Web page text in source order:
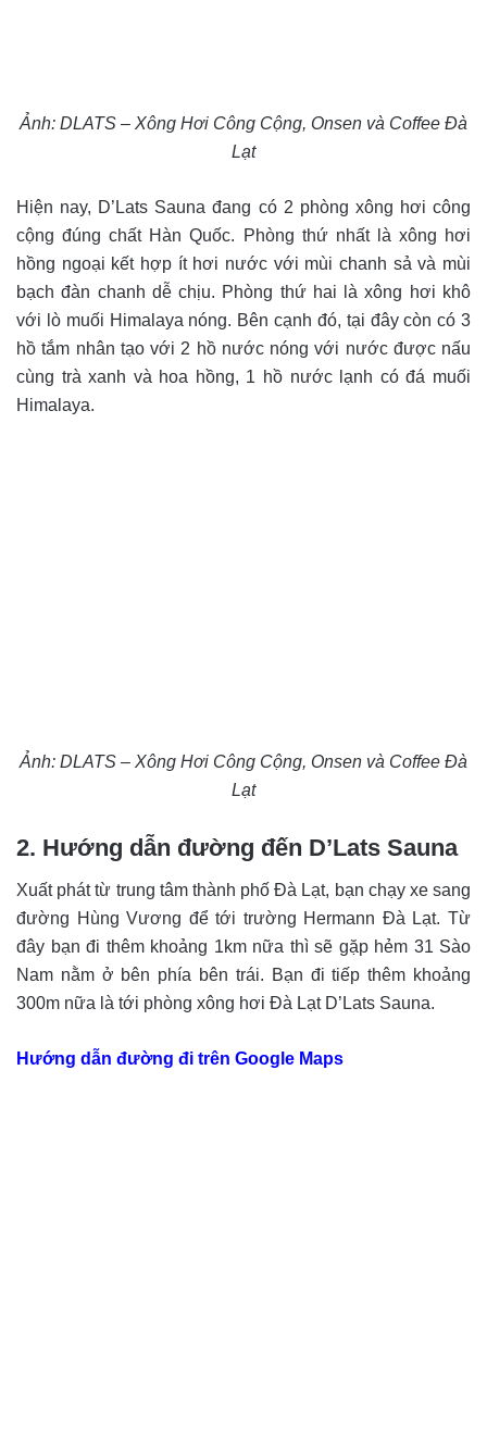
Ảnh: DLATS – Xông Hơi Công Cộng, Onsen và Coffee Đà
Lạt
Hiện nay, D’Lats Sauna đang có 2 phòng xông hơi công
cộng đúng chất Hàn Quốc. Phòng thứ nhất là xông hơi
hồng ngoại kết hợp ít hơi nước với mùi chanh sả và mùi
bạch đàn chanh dễ chịu. Phòng thứ hai là xông hơi khô
với lò muối Himalaya nóng. Bên cạnh đó, tại đây còn có 3
hồ tắm nhân tạo với 2 hồ nước nóng với nước được nấu
cùng trà xanh và hoa hồng, 1 hồ nước lạnh có đá muối
Himalaya.
Ảnh: DLATS – Xông Hơi Công Cộng, Onsen và Coffee Đà
Lạt
2. Hướng dẫn đường đến D’Lats Sauna
Xuất phát từ trung tâm thành phố Đà Lạt, bạn chạy xe sang
đường Hùng Vương để tới trường Hermann Đà Lạt. Từ
đây bạn đi thêm khoảng 1km nữa thì sẽ gặp hẻm 31 Sào
Nam nằm ở bên phía bên trái. Bạn đi tiếp thêm khoảng
300m nữa là tới phòng xông hơi Đà Lạt D’Lats Sauna.
Hướng dẫn đường đi trên Google Maps